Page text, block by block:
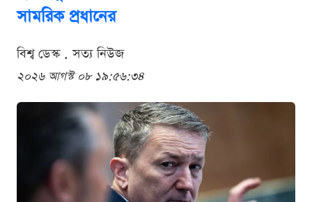
সামরিক প্রধানের
বিশ্ব ডেস্ক . সত্য নিউজ
২০২৬ আগস্ট ০৮ ১৯:৫৬:৩৪